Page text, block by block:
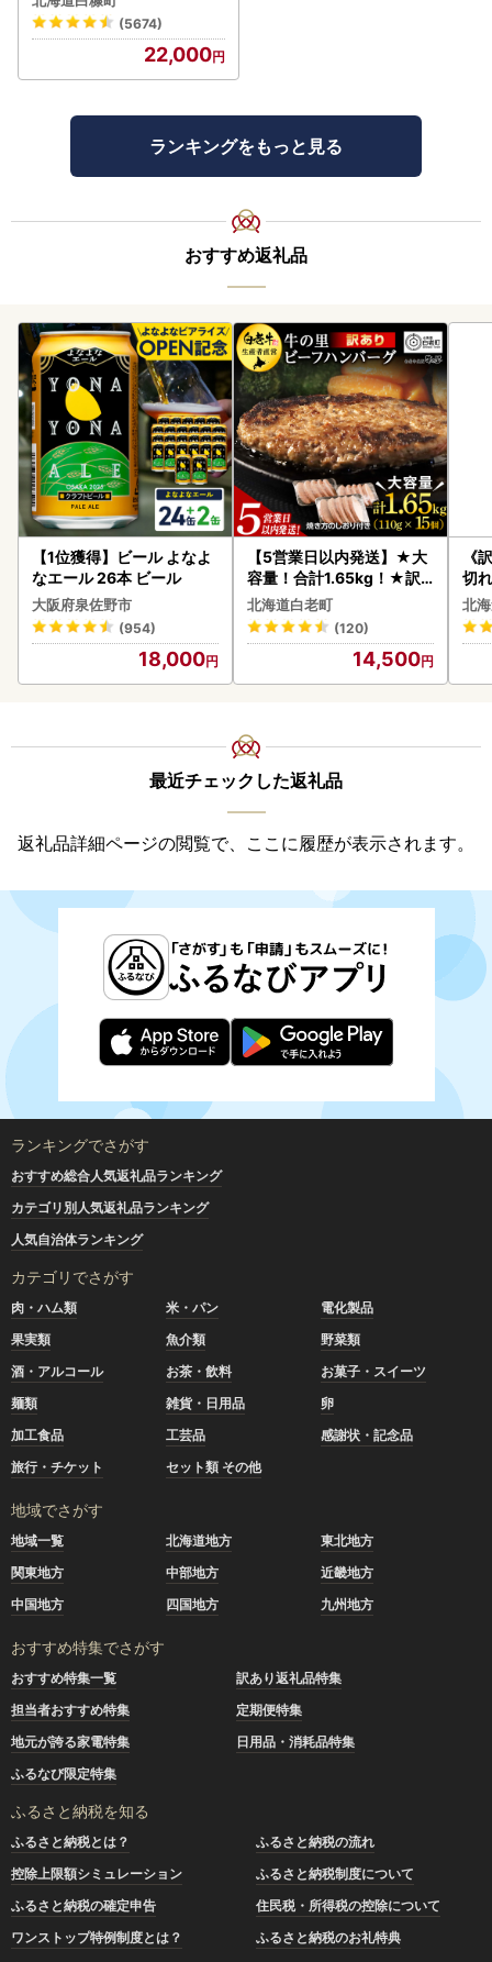
(5674)
22,000
ランキングをもっと見る
おすすめ返礼品
【1位獲得】ビール よなよ
なエール 26本 ビール
大阪府泉佐野市
(954)
18,000
【5営業日以内発送】★大
容量！合計1.65kg！★訳
あり・牛の里ビーフハンバ
ーグ(110ｇ5枚入）×3 AG
058
北海道白老町
(120)
14,500
《
切
0g
北
最近チェックした返礼品
返礼品詳細ページの閲覧で、ここに履歴が表示されます。
ランキングでさがす
おすすめ総合人気返礼品ランキング
カテゴリ別人気返礼品ランキング
人気自治体ランキング
カテゴリでさがす
肉・ハム類 米・パン
電化製品
果実類
魚介類
野菜類
酒・アルコール
お茶・飲料
お菓子・スイーツ
麺類
雑貨・日用品
卵
加工食品
工芸品
感謝状・記念品
旅行・チケット
セット類 その他
地域でさがす
地域一覧 北海道地方
東北地方
関東地方
中部地方
近畿地方
中国地方
四国地方 九州地方
おすすめ特集でさがす
おすすめ特集一覧
訳あり返礼品特集
担当者おすすめ特集
定期便特集
地元が誇る家電特集
日用品・消耗品特集
ふるなび限定特集
ふるさと納税を知る
ふるさと納税とは？
ふるさと納税の流れ
控除上限額シミュレーション
ふるさと納税制度について
ふるさと納税の確定申告
住民税・所得税の控除について
ワンストップ特例制度とは？
ふるさと納税のお礼特典